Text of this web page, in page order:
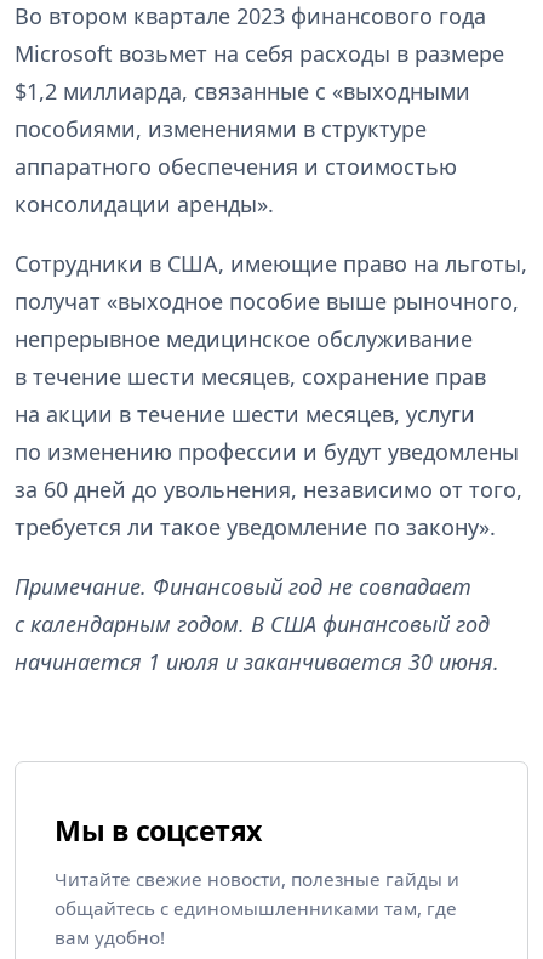
Во втором квартале 2023 финансового года
Microsoft возьмет на себя расходы в размере
$1,2 миллиарда, связанные с «выходными
пособиями, изменениями в структуре
аппаратного обеспечения и стоимостью
консолидации аренды».
Сотрудники в США, имеющие право на льготы,
получат «выходное пособие выше рыночного,
непрерывное медицинское обслуживание
в течение шести месяцев, сохранение прав
на акции в течение шести месяцев, услуги
по изменению профессии и будут уведомлены
за 60 дней до увольнения, независимо от того,
требуется ли такое уведомление по закону».
Примечание. Финансовый год не совпадает
с календарным годом. В США финансовый год
начинается 1 июля и заканчивается 30 июня.
Мы в соцсетях
Читайте свежие новости, полезные гайды и
общайтесь с единомышленниками там, где
вам удобно!